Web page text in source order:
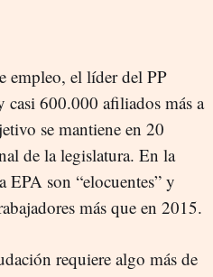
empleo, el líder del PP
casi 600.000 afiliados más a
se mantiene en 20
de la legislatura. En la
EPA son “elocuentes” y
más que en 2015.
requiere algo más de